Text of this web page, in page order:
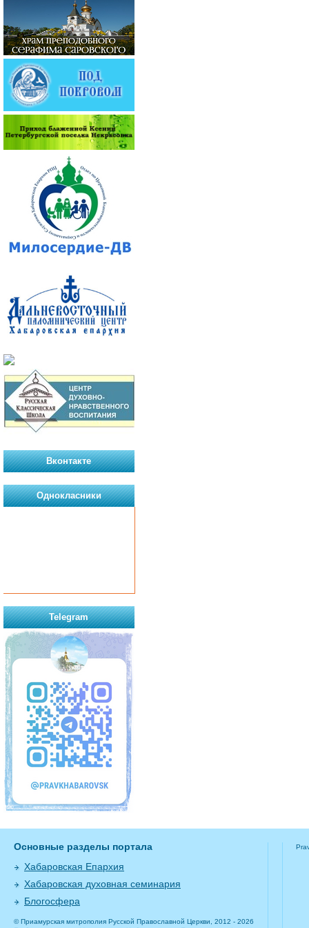
Вконтакте
Однокласники
Telegram
Основные разделы портала
Хабаровская Епархия
Хабаровская духовная семинария
Блогосфера
© Приамурская митрополия Русской Православной Церкви, 2012 - 2026